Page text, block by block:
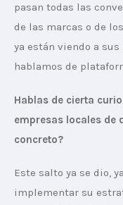
pasan todas las
de las marcas o de
ya están viendo a
hablamos de
Hablas de cierta
empresas locales de
concreto?
Este salto ya se dio,
implementar su